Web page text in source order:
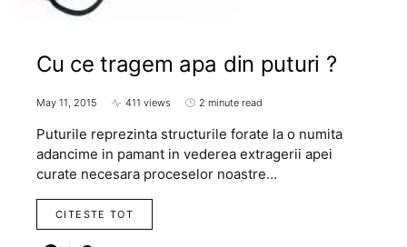
Cu ce tragem apa din puturi ?
May 11, 2015 411 views 2 minute read
Puturile reprezinta structurile forate la o numita
adancime in pamant in vederea extragerii apei
curate necesara proceselor noastre…
CITESTE TOT